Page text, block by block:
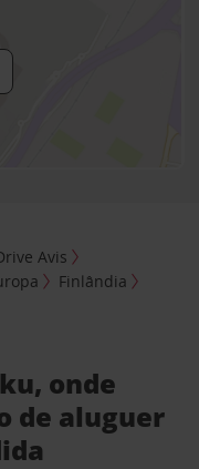
Avis
Finlândia
onde
de aluguer